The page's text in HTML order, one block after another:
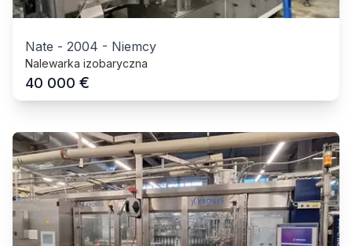
Nate - 2004 - Niemcy
Nalewarka izobaryczna
40 000 €